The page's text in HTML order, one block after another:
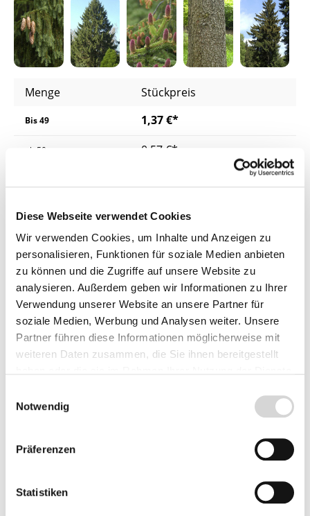
Diese Webseite verwendet Cookies
Wir verwenden Cookies, um Inhalte und Anzeigen zu
personalisieren, Funktionen für soziale Medien anbieten
zu können und die Zugriffe auf unsere Website zu
analysieren. Außerdem geben wir Informationen zu Ihrer
Verwendung unserer Website an unsere Partner für
soziale Medien, Werbung und Analysen weiter. Unsere
Partner führen diese Informationen möglicherweise mit
weiteren Daten zusammen, die Sie ihnen bereitgestellt
Notwendig
Präferenzen
Statistiken
Menge Stückpreis
Bis49 1,37 €*
ab 50 0,57 €*
ab 500 0,49 €*
Preise inkl. MwSt.zzgl. Versandkosten
Lieferzeit: 4 - 8 Werktage
Herkunft
Produkt Anzahl: Gib den gewünschten
Beschreibung